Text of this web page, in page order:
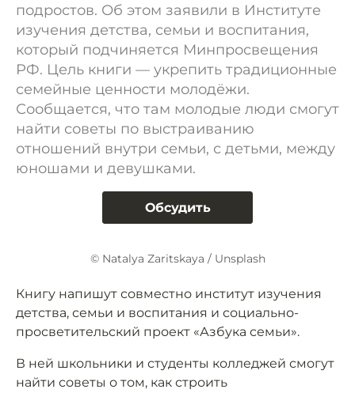
подростов. Об этом заявили в Институте
изучения детства, семьи и воспитания,
который подчиняется Минпросвещения
РФ. Цель книги — укрепить традиционные
семейные ценности молодёжи.
Сообщается, что там молодые люди смогут
найти советы по выстраиванию
отношений внутри семьи, с детьми, между
юношами и девушками.
Обсудить
© Natalya Zaritskaya / Unsplash
Книгу напишут совместно институт изучения
детства, семьи и воспитания и социально-
просветительский проект «Азбука семьи».
В ней школьники и студенты колледжей смогут
найти советы о том, как строить